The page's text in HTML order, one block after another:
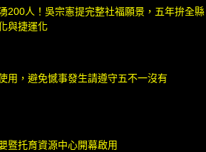
200人！吳宗憲提完整社福願景，五年拚全縣
與捷運化
用，避免憾事發生請遵守五不一沒有
暨托育資源中心開幕啟用